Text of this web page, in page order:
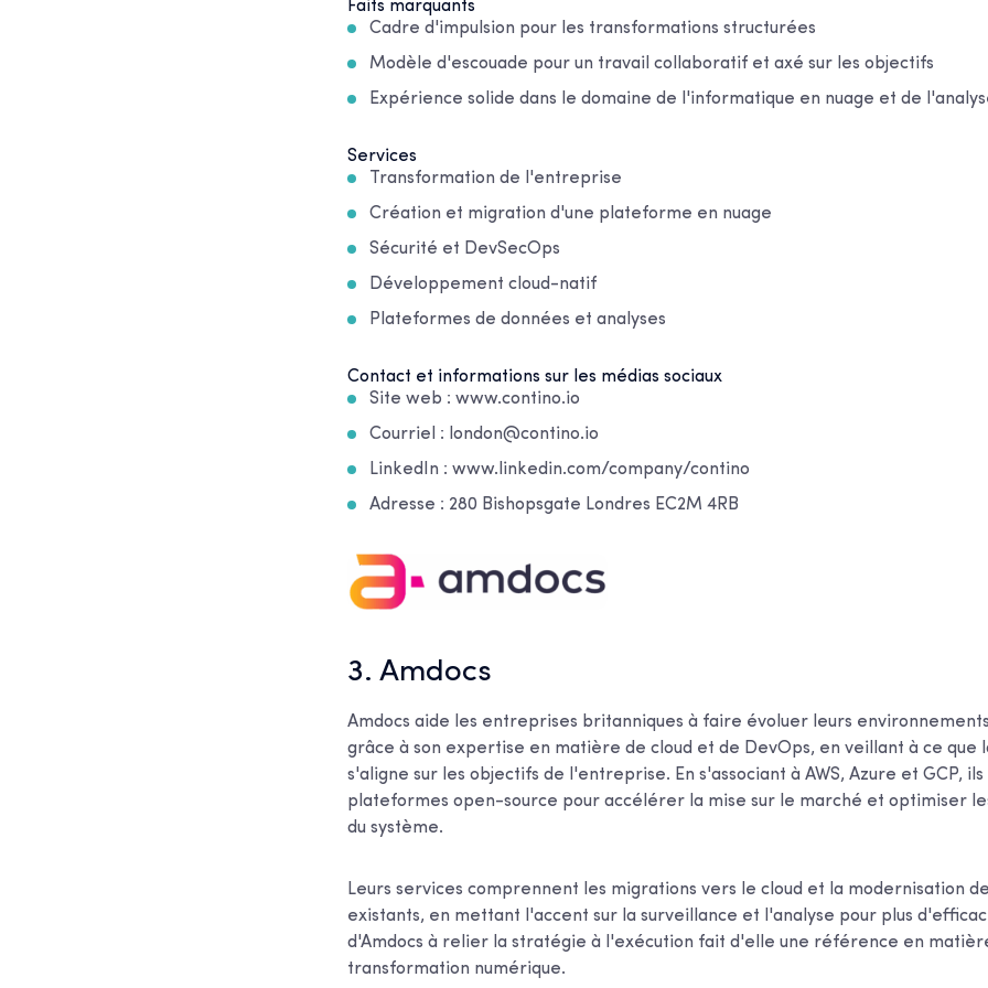
Faits marquants
Cadre d'impulsion pour les transformations structurées
Modèle d'escouade pour un travail collaboratif et axé sur les objectifs
Expérience solide dans le domaine de l'informatique en nuage et de
Services
Transformation de l'entreprise
Création et migration d'une plateforme en nuage
Sécurité et DevSecOps
Développement cloud-natif
Plateformes de données et analyses
Contact et informations sur les médias sociaux
Site web : www.contino.io
Courriel : london@contino.io
LinkedIn : www.linkedin.com/company/contino
Adresse : 280 Bishopsgate Londres EC2M 4RB
3. Amdocs
Amdocs aide les entreprises britanniques à faire évoluer leurs
grâce à son expertise en matière de cloud et de DevOps, en veillant à ce que
s'aligne sur les objectifs de l'entreprise. En s'associant à AWS, Azure et GCP,
plateformes open-source pour accélérer la mise sur le marché et optimiser
du système.
Leurs services comprennent les migrations vers le cloud et la modernisation
existants, en mettant l'accent sur la surveillance et l'analyse pour plus
d'Amdocs à relier la stratégie à l'exécution fait d'elle une référence en
transformation numérique.